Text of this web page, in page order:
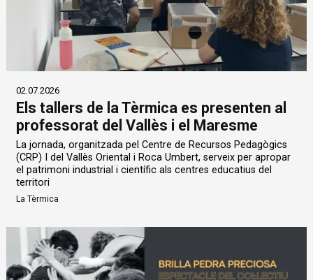
02.07.2026
Els tallers de la Tèrmica es presenten al
professorat del Vallès i el Maresme
La jornada, organitzada pel Centre de Recursos Pedagògics
(CRP) I del Vallès Oriental i Roca Umbert, serveix per apropar
el patrimoni industrial i científic als centres educatius del
territori
La Tèrmica